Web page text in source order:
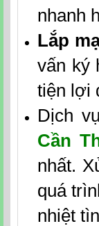
nhanh
Lắp
vấn ký
tiện lợi
Dịch
Cần
nhất.
quá
nhiệt